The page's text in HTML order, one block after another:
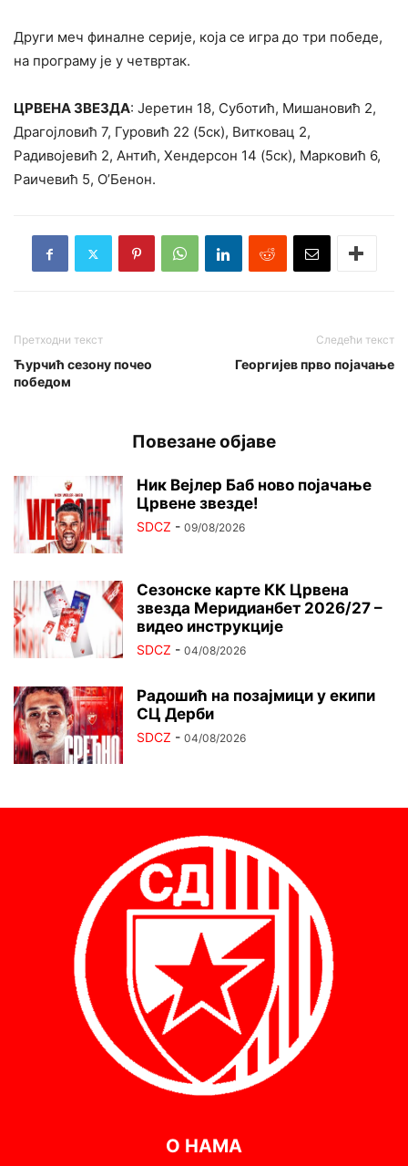
Други меч финалне серије, која се игра до три победе,
на програму је у четвртак.
ЦРВЕНА ЗВЕЗДА: Јеретин 18, Суботић, Мишановић 2,
Драгојловић 7, Гуровић 22 (5ск), Витковац 2,
Радивојевић 2, Антић, Хендерсон 14 (5ск), Марковић 6,
Раичевић 5, О’Бенон.
Претходни текст
Ћурчић сезону почео
победом
Следећи текст
Георгијев прво појачање
Повезане објаве
Ник Вејлер Баб ново појачање
Црвене звезде!
SDCZ - 09/08/2026
Сезонске карте КК Црвена
звезда Меридианбет 2026/27 –
видео инструкције
SDCZ - 04/08/2026
Радошић на позајмици у екипи
СЦ Дерби
SDCZ - 04/08/2026
О НАМА